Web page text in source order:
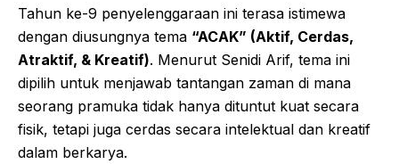
Tahun ke-9 penyelenggaraan ini terasa istimewa
dengan diusungnya tema “ACAK” (Aktif, Cerdas,
Atraktif, & Kreatif). Menurut Senidi Arif, tema ini
dipilih untuk menjawab tantangan zaman di mana
seorang pramuka tidak hanya dituntut kuat secara
fisik, tetapi juga cerdas secara intelektual dan kreatif
dalam berkarya.